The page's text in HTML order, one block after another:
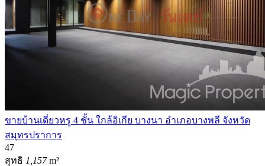
ขายบ้านเดี่ยวหรู 4 ชั้น ใกล้อิเกีย บางนา อำเภอบางพลี จังหวัด
สมุทรปราการ
47
สุทธิ 1,157m²